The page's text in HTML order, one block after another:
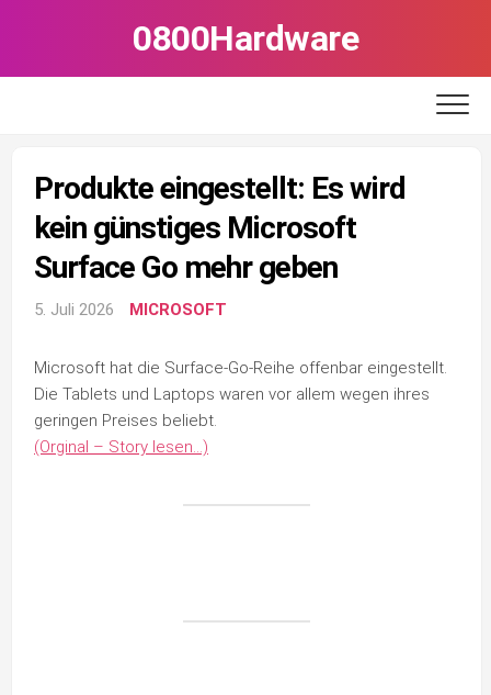
0800Hardware
Produkte eingestellt: Es wird
kein günstiges Microsoft
Surface Go mehr geben
5. Juli 2026 MICROSOFT
Microsoft hat die Surface-Go-Reihe offenbar eingestellt.
Die Tablets und Laptops waren vor allem wegen ihres
geringen Preises beliebt.
(Orginal – Story lesen…)